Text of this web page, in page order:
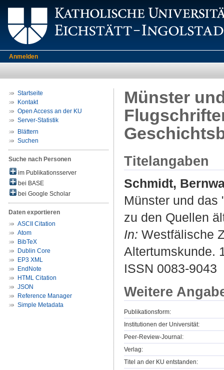
Anmelden
Startseite
Kontakt
Open Access an der KU
Server-Statistik
Blättern
Suchen
Suche nach Personen
im Publikationsserver
bei BASE
bei Google Scholar
Daten exportieren
ASCII Citation
Atom
BibTeX
Dublin Core
EP3 XML
EndNote
HTML Citation
JSON
Reference Manager
Simple Metadata
Münster
Titelangaben
Schmidt,
Münster und das
zu den Quellen
In: Westfälische
Altertumskunde.
ISSN 0083-9043
Weitere
Publikationsform:
Institutionen der Universität:
Peer-Review-Journal:
Verlag:
Titel an der KU entstanden: